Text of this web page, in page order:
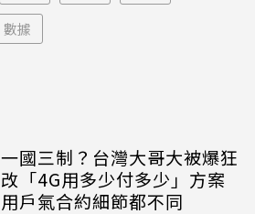
數據
一國三制？台灣大哥大被爆狂
改「4G用多少付多少」方案
用戶氣合約細節都不同